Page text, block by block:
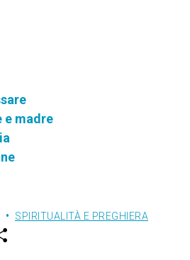
e madre
SPIRITUALITÀ E PREGHIERA